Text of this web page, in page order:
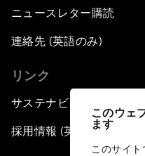
このウェ
ます
このサイ
ニュースレター購読
連絡先 (英語のみ)
リンク
サステナビリティへの取
採用情報 (英語のみ)